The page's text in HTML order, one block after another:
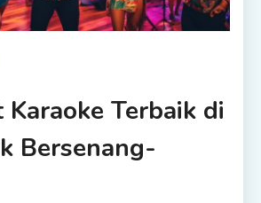
Karaoke Terbaik di
Bersenang-